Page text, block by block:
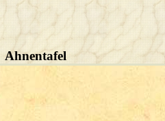
Ahnentafel